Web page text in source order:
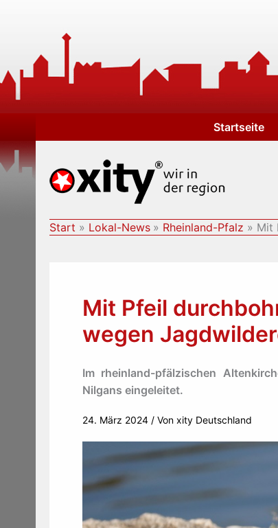
Startseite
Start Lokal-News Rheinland-Pfalz Mit
Mit Pfeil
wegen
Im rheinland-pfälzischen
Nilgans eingeleitet.
24. März 2024 / Von xity Deutschland